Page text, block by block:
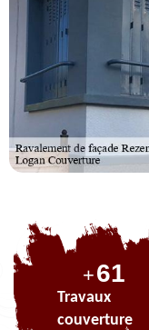
+75
Travaux
couverture